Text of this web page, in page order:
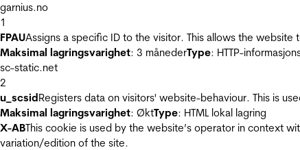
garnius.no
1
FPAUAssigns a specific ID to the visitor. This allows the
Maksimal lagringsvarighet: 3 månederType: HTTP-
sc-static.net
2
u_scsidRegisters data on visitors' website-behaviour. This is
Maksimal lagringsvarighet: ØktType: HTML lokal lagring
X-ABThis cookie is used by the website’s operator in context
variation/edition of the site.